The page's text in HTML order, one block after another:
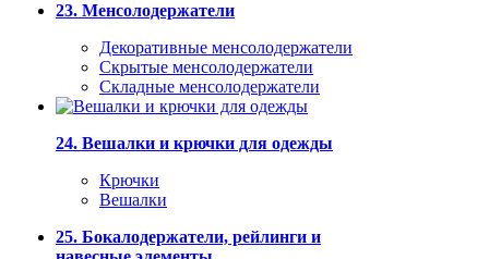
23. Менсолодержатели
Декоративные менсолодержатели
Скрытые менсолодержатели
Складные менсолодержатели
24. Вешалки и крючки для одежды
Крючки
Вешалки
25. Бокалодержатели, рейлинги и